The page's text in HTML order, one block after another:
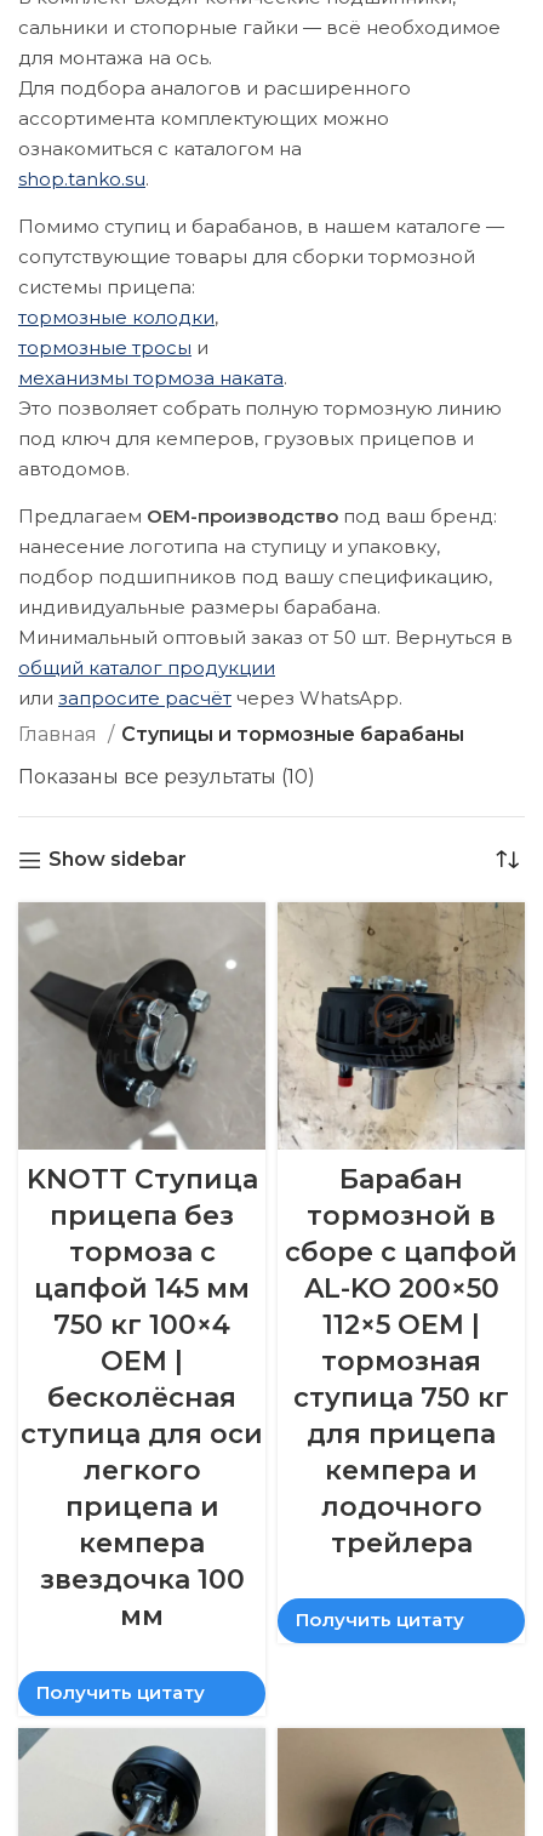
сальники и стопорные гайки — всё необходимое
для монтажа на ось.
Для подбора аналогов и расширенного
ассортимента комплектующих можно
ознакомиться с каталогом на
shop.tanko.su.
Помимо ступиц и барабанов, в нашем каталоге —
сопутствующие товары для сборки тормозной
системы прицепа:
тормозные колодки,
тормозные тросы и
механизмы тормоза наката.
Это позволяет собрать полную тормозную линию
под ключ для кемперов, грузовых прицепов и
автодомов.
Предлагаем OEM-производство под ваш бренд:
нанесение логотипа на ступицу и упаковку,
подбор подшипников под вашу спецификацию,
индивидуальные размеры барабана.
Минимальный оптовый заказ от 50 шт. Вернуться в
общий каталог продукции
или запросите расчёт через WhatsApp.
Главная
Ступицы и тормозные барабаны
Показаны все результаты (10)
Show sidebar
KNOTT Ступица
прицепа без
тормоза с
цапфой 145 мм
750 кг 100×4
OEM |
бесколёсная
ступица для оси
легкого
прицепа и
кемпера
звездочка 100
мм
Получить цитату
Барабан
тормозной в
сборе с цапфой
AL-KO 200×50
112×5 OEM |
тормозная
ступица 750 кг
для прицепа
кемпера и
лодочного
трейлера
Получить цитату